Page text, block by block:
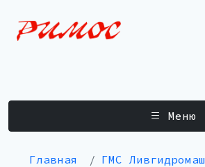
Меню
Главная
ГМС Ливгидромаш